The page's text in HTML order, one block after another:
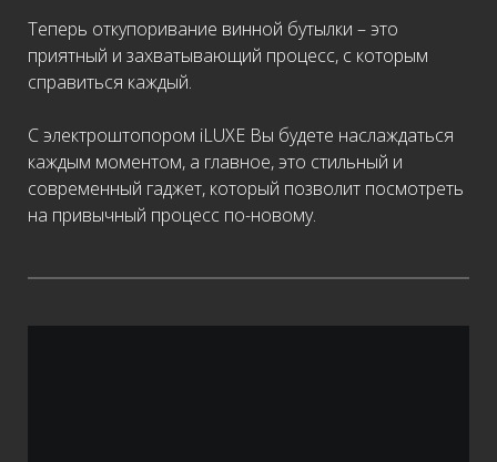
Теперь откупоривание винной бутылки – это
приятный и захватывающий процесс, с которым
справиться каждый.
С электроштопором iLUXE Вы будете наслаждаться
каждым моментом, а главное, это стильный и
современный гаджет, который позволит посмотреть
на привычный процесс по-новому.